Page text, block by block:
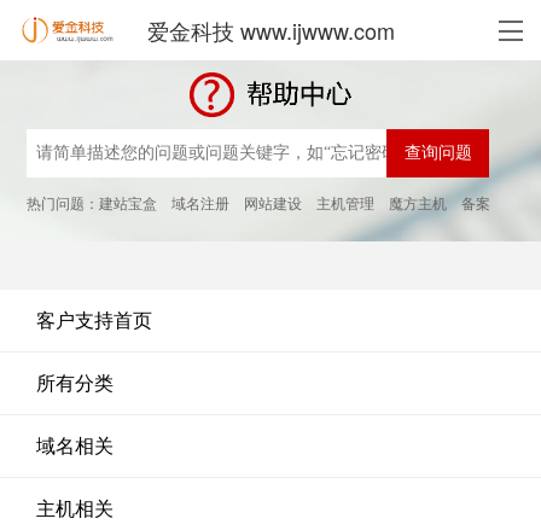
爱金科技 www.ijwww.com
热门问题：建站宝盒 域名注册 网站建设 主机管理 魔方主机 备案
客户支持首页
所有分类
域名相关
主机相关